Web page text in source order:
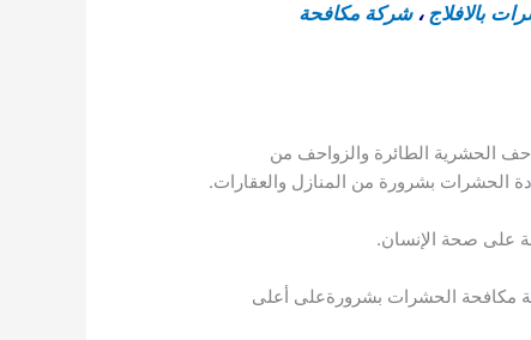
بالافلاج ،شركة مكافحة
الحشرية الطائرة والزواحف من
الحشرات بشرورة من المنازل والعقارات.
على صحة الإنسان.
مكافحة الحشرات بشرورةعلى أعلى